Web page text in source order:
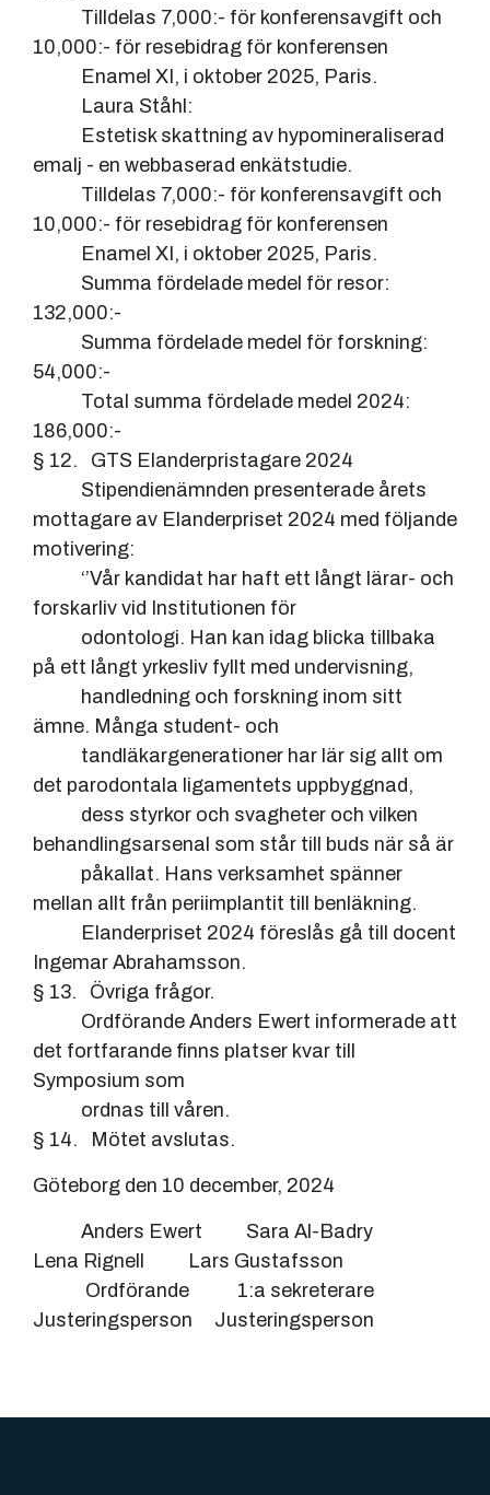
Tilldelas 7,000:- för konferensavgift och
10,000:- för resebidrag för konferensen
Enamel XI, i oktober 2025, Paris.
Laura Ståhl:
Estetisk skattning av hypomineraliserad
emalj - en webbaserad enkätstudie.
Tilldelas 7,000:- för konferensavgift och
10,000:- för resebidrag för konferensen
Enamel XI, i oktober 2025, Paris.
Summa fördelade medel för resor:
132,000:-
Summa fördelade medel för forskning:
54,000:-
Total summa fördelade medel 2024:
186,000:-
§ 12. GTS Elanderpristagare 2024
Stipendienämnden presenterade årets
mottagare av Elanderpriset 2024 med följande
motivering:
‘’Vår kandidat har haft ett långt lärar- och
forskarliv vid Institutionen för
odontologi. Han kan idag blicka tillbaka
på ett långt yrkesliv fyllt med undervisning,
handledning och forskning inom sitt
ämne. Många student- och
tandläkargenerationer har lär sig allt om
det parodontala ligamentets uppbyggnad,
dess styrkor och svagheter och vilken
behandlingsarsenal som står till buds när så är
påkallat. Hans verksamhet spänner
mellan allt från periimplantit till benläkning.
Elanderpriset 2024 föreslås gå till docent
Ingemar Abrahamsson.
§ 13. Övriga frågor.
Ordförande Anders Ewert informerade att
det fortfarande finns platser kvar till
Symposium som
ordnas till våren.
§ 14. Mötet avslutas.
Göteborg den 10 december, 2024
Anders Ewert Sara Al-Badry
Lena Rignell Lars Gustafsson
Ordförande 1:a sekreterare
Justeringsperson Justeringsperson